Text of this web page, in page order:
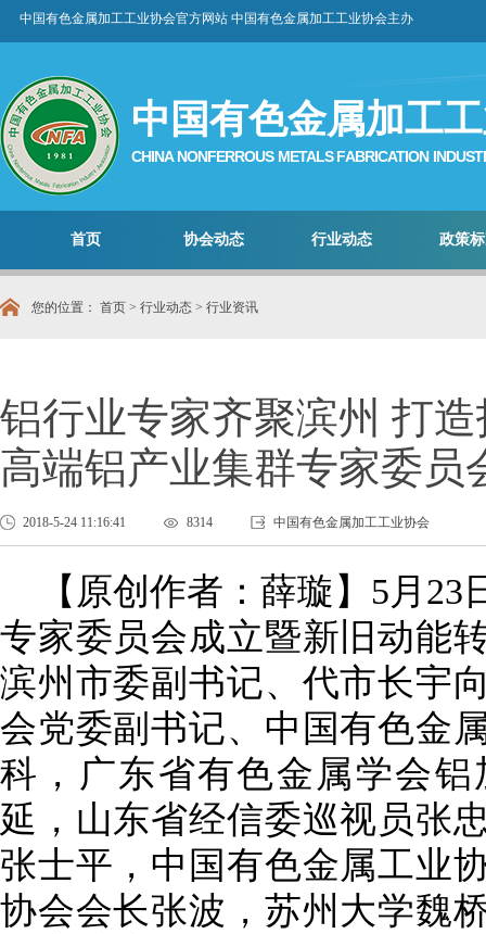
中国有色金属加工工业协会官方网站 中国有色金属加工工业协会主办
中国有色金属加工
CHINA NONFERROUS METALS FABRICATION
首页 协会动态 行业动态 政策
您的位置： 首页 > 行业动态 > 行业资讯
铝行业专家齐聚滨州 打
高端铝产业集群专家委员
2018-5-24 11:16:41 8314 中国有色金属加工工业协会
【原创作者：薛璇】 5月23
专家委员会成立暨新旧动能
滨州市委副书记、代市长宇
会党委副书记、中国有色金
科，广东省有色金属学会
延，山东省经信委巡视员张
张士平，中国有色金属工业
协会会长张波，苏州大学魏